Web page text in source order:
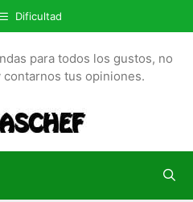
Dificultad
para todos los gustos, no
tus opiniones.